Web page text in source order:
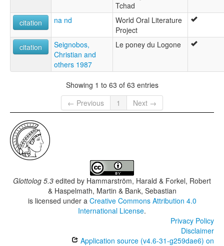
Tchad
citation
na nd
World Oral Literature
Project
citation
Seignobos,
Christian and
others 1987
Le poney du Logone
Showing 1 to 63 of 63 entries
← Previous
1 Next →
Glottolog 5.3 edited by Hammarström, Harald & Forkel, Robert
& Haspelmath, Martin & Bank, Sebastian
is licensed under a Creative Commons Attribution 4.0
International License.
Privacy Policy
Disclaimer
Application source (v4.6-31-g259dae6) on